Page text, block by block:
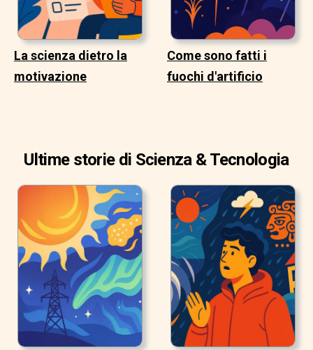
La scienza dietro la
motivazione
Come sono fatti i
fuochi d'artificio
Ultime storie di Scienza & Tecnologia